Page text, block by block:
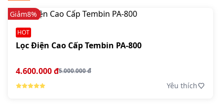
Giảm8%
HOT
Lọc Điện Cao Cấp Tembin PA-800
4.600.000 đ5.000.000 đ
Yêu thích